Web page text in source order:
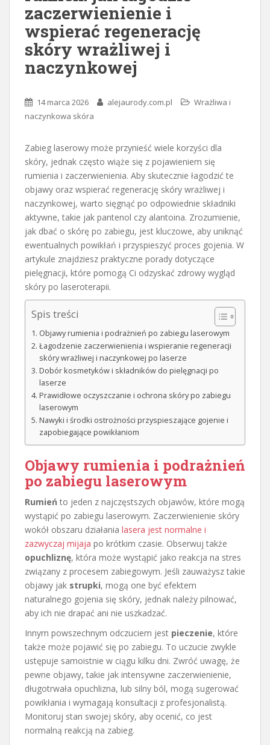
zaczerwienienie i
wspierać regenerację
skóry wrażliwej i
naczynkowej
14 marca 2026 alejaurody.com.pl
Wrażliwa i
naczynkowa skóra
Zabieg laserowy może przynieść wiele korzyści dla
skóry, jednak często wiąże się z pojawieniem się
rumienia i zaczerwienienia. Aby skutecznie łagodzić te
objawy oraz wspierać regenerację skóry wrażliwej i
naczynkowej, warto sięgnąć po odpowiednie składniki
aktywne, takie jak pantenol czy alantoina. Zrozumienie,
jak dbać o skórę po zabiegu, jest kluczowe, aby uniknąć
ewentualnych powikłań i przyspieszyć proces gojenia. W
artykule znajdziesz praktyczne porady dotyczące
pielęgnacji, które pomogą Ci odzyskać zdrowy wygląd
skóry po laseroterapii.
Spis treści
Objawy rumienia i podrażnień po zabiegu laserowym
Łagodzenie zaczerwienienia i wspieranie regeneracji
skóry wrażliwej i naczynkowej po laserze
Dobór kosmetyków i składników do pielęgnacji po
laserze
Prawidłowe oczyszczanie i ochrona skóry po zabiegu
laserowym
Nawyki i środki ostrożności przyspieszające gojenie i
zapobiegające powikłaniom
Objawy rumienia i podrażnień
po zabiegu laserowym
Rumień to jeden z najczęstszych objawów, które mogą
wystąpić po zabiegu laserowym. Zaczerwienienie skóry
wokół obszaru działania lasera jest normalne i
zazwyczaj mijaja po krótkim czasie. Obserwuj także
opuchliznę, która może wystąpić jako reakcja na stres
związany z procesem zabiegowym. Jeśli zauważysz takie
objawy jak strupki, mogą one być efektem
naturalnego gojenia się skóry, jednak należy pilnować,
aby ich nie drapać ani nie uszkadzać.
Innym powszechnym odczuciem jest pieczenie, które
także może pojawić się po zabiegu. To uczucie zwykle
ustępuje samoistnie w ciągu kilku dni. Zwróć uwagę, że
pewne objawy, takie jak intensywne zaczerwienienie,
długotrwała opuchlizna, lub silny ból, mogą sugerować
powikłania i wymagają konsultacji z profesjonalistą.
Monitoruj stan swojej skóry, aby ocenić, co jest
normalną reakcją na zabieg.